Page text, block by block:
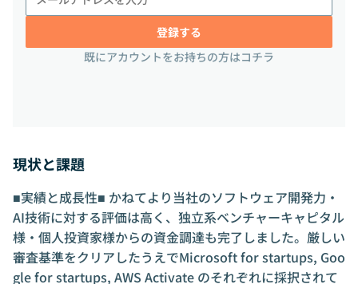
登録する
既にアカウントをお持ちの方はコチラ
現状と課題
■実績と成長性■ かねてより当社のソフトウェア開発力・
AI技術に対する評価は高く、独立系ベンチャーキャピタル
様・個人投資家様からの資金調達も完了しました。厳しい
審査基準をクリアしたうえでMicrosoft for startups, Goo
gle for startups, AWS Activate のそれぞれに採択されて